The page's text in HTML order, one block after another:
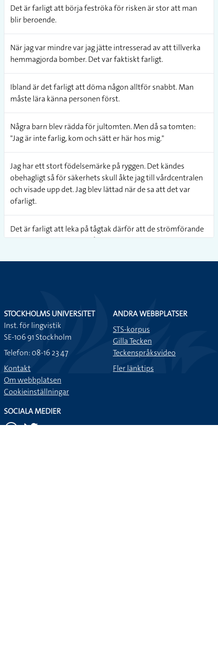
Det är farligt att börja feströka för risken är stor att man
blir beroende.
När jag var mindre var jag jätte intresserad av att tillverka
hemmagjorda bomber. Det var faktiskt farligt.
Ibland är det farligt att döma någon alltför snabbt. Man
måste lära känna personen först.
Några barn blev rädda för jultomten. Men då sa tomten:
"Jag är inte farlig, kom och sätt er här hos mig."
Jag har ett stort födelsemärke på ryggen. Det kändes
obehagligt så för säkerhets skull åkte jag till vårdcentralen
och visade upp det. Jag blev lättad när de sa att det var
ofarligt.
Det är farligt att leka på tågtak därför att de strömförande
ledningarna ovanför är på över tio tusen volt.
STOCKHOLMS UNIVERSITET
Inst. för lingvistik
SE-106 91 Stockholm
Telefon: 08-16 23 47
Kontakt
Om webbplatsen
Cookieinställningar
ANDRA WEBBPLATSER
STS-korpus
Gilla Tecken
Teckenspråksvideo
Fler länktips
SOCIALA MEDIER